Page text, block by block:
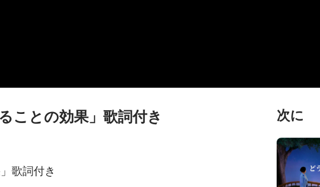
ことの効果」歌詞付き
歌詞付き
次に